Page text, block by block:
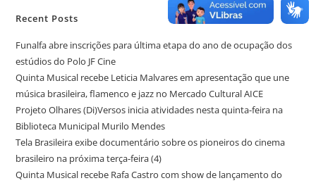
Recent Posts
Funalfa abre inscrições para última etapa do ano de ocupação dos
estúdios do Polo JF Cine
Quinta Musical recebe Leticia Malvares em apresentação que une
música brasileira, flamenco e jazz no Mercado Cultural AICE
Projeto Olhares (Di)Versos inicia atividades nesta quinta-feira na
Biblioteca Municipal Murilo Mendes
Tela Brasileira exibe documentário sobre os pioneiros do cinema
brasileiro na próxima terça-feira (4)
Quinta Musical recebe Rafa Castro com show de lançamento do